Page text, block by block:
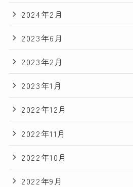
2024年2月
2023年6月
2023年2月
2023年1月
2022年12月
2022年11月
2022年10月
2022年9月